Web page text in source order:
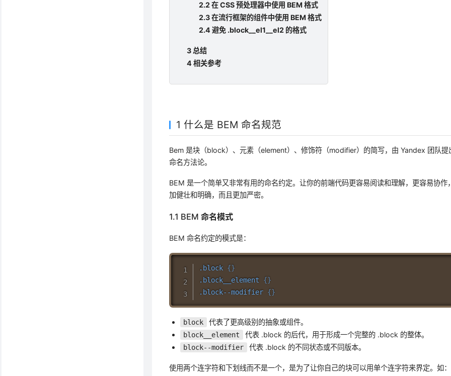
2.2 在 CSS 预处理器中使用 BEM 格式
2.3 在流行框架的组件中使用 BEM 格式
2.4 避免 .block__el1__el2 的格式
3 总结
4 相关参考
1 什么是 BEM 命名规范
Bem 是块（block）、元素（element）、修饰符（modifier）的简写，由 Yandex 团队提
命名方法论。
BEM 是一个简单又非常有用的命名约定。让你的前端代码更容易阅读和理解，更容易协作
加健壮和明确，而且更加严密。
1.1 BEM 命名模式
BEM 命名约定的模式是：
.block {}
.block__element
{}
.block--modifier {}
block 代表了更高级别的抽象或组件。
block__element 代表 .block 的后代，用于形成一个完整的 .block 的整体。
block--modifier 代表 .block 的不同状态或不同版本。
使用两个连字符和下划线而不是一个，是为了让你自己的块可以用单个连字符来界定。如：